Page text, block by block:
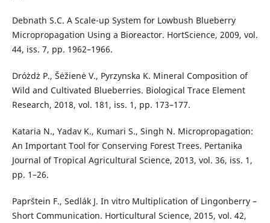
Debnath S.C. A Scale-up System for Lowbush Blueberry
Micropropagation Using a Bioreactor. HortScience, 2009, vol.
44, iss. 7, pp. 1962–1966.
Dróżdż P., Šėžienė V., Pyrzynska K. Mineral Composition of
Wild and Cultivated Blueberries. Biological Trace Element
Research, 2018, vol. 181, iss. 1, pp. 173–177.
Kataria N., Yadav K., Kumari S., Singh N. Micropropagation:
An Important Tool for Conserving Forest Trees. Pertanika
Journal of Tropical Agricultural Science, 2013, vol. 36, iss. 1,
pp. 1–26.
Paprštein F., Sedlák J. In vitro Multiplication of Lingonberry –
Short Communication. Horticultural Science, 2015, vol. 42,